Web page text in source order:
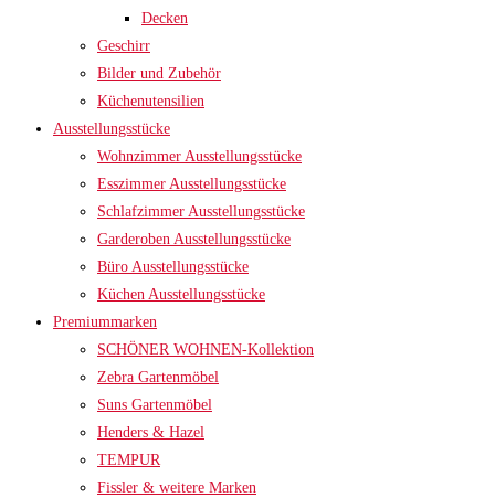
Decken
Geschirr
Bilder und Zubehör
Küchenutensilien
Ausstellungsstücke
Wohnzimmer Ausstellungsstücke
Esszimmer Ausstellungsstücke
Schlafzimmer Ausstellungsstücke
Garderoben Ausstellungsstücke
Büro Ausstellungsstücke
Küchen Ausstellungsstücke
Premiummarken
SCHÖNER WOHNEN-Kollektion
Zebra Gartenmöbel
Suns Gartenmöbel
Henders & Hazel
TEMPUR
Fissler & weitere Marken